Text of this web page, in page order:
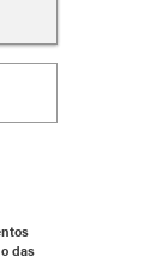
das